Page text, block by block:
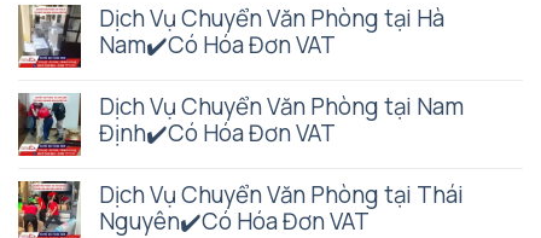
Dịch Vụ Chuyển Văn Phòng tại Hà
Nam✔️Có Hóa Đơn VAT
Dịch Vụ Chuyển Văn Phòng tại Nam
Định✔️Có Hóa Đơn VAT
Dịch Vụ Chuyển Văn Phòng tại Thái
Nguyên✔️Có Hóa Đơn VAT